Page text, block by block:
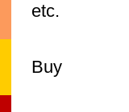
etc.
Buy